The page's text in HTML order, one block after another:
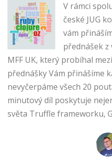
V rámci
české JUG
vám
přednášek z
MFF UK, který probíhal
přednášky Vám přinášíme
nevyčerpáme všech 20
minutový díl poskytuje
světa Truffle frameworku,